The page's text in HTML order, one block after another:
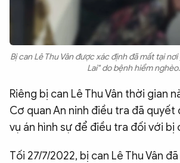
Bị can Lê Thu Vân được xác định đã mất tại
Lai" do bệnh hiểm nghèo.
Riêng bị can Lê Thu Vân thời gian
Cơ quan An ninh điều tra đã quyết
vụ án hình sự để điều tra đối với bị
Tối 27/7/2022, bị can Lê Thu Vân